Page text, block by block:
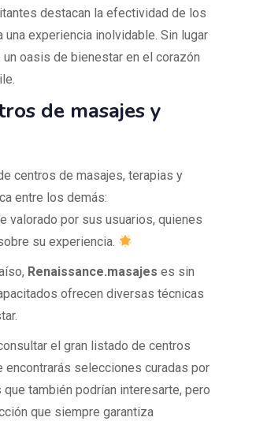
destacan la efectividad de los
experiencia inolvidable. Sin lugar
oasis de bienestar en el corazón
de masajes y
centros de masajes, terapias y
entre los demás:
valorado por sus usuarios, quienes
su experiencia.
Renaissance.masajes es sin
ofrecen diversas técnicas
el gran listado de centros
selecciones curadas por
también podrían interesarte, pero
que siempre garantiza